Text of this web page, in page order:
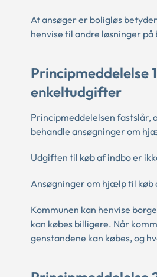
At ansøger er boligløs
henvise til andre løsninger
Principmeddelelse
enkeltudgifter
Principmeddelelsen fastslår,
behandle ansøgninger om
Udgiften til køb af indbo er
Ansøgninger om hjælp til køb
Kommunen kan henvise
kan købes billigere. Når
genstandene kan købes, og